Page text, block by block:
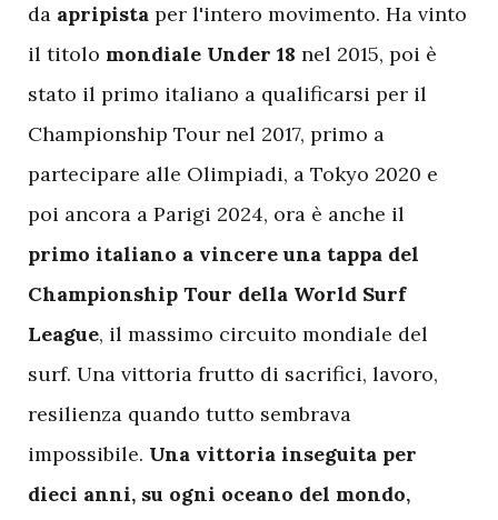
da apripista per l'intero movimento. Ha vinto
il titolo mondiale Under 18 nel 2015, poi è
stato il primo italiano a qualificarsi per il
Championship Tour nel 2017, primo a
partecipare alle Olimpiadi, a Tokyo 2020 e
poi ancora a Parigi 2024, ora è anche il
primo italiano a vincere una tappa del
Championship Tour della World Surf
League, il massimo circuito mondiale del
surf. Una vittoria frutto di sacrifici, lavoro,
resilienza quando tutto sembrava
impossibile. Una vittoria inseguita per
dieci anni, su ogni oceano del mondo,